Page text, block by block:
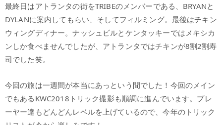
最終日はアトランタの街をTRIBEのメンバーである、BRYANと
DYLANに案内してもらい、そしてフィルミング。最後はチキン
ウィングディナー。ナッシュビルとケンタッキーではメキシカ
ンしか食べませんでしたが、アトランタではチキンが8割2割寿
司でした笑。
今回の旅は一週間が本当にあっという間でした！今回のメイン
でもあるKWC2018トリック撮影も順調に進んでいます。プレ
ーヤー達もどんどんレベルを上げているので、今年のトリック